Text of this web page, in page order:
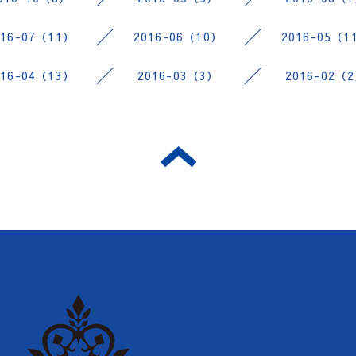
07（11） 2016-06（10） 2016-05（11
04（13） 2016-03（3） 2016-02（2